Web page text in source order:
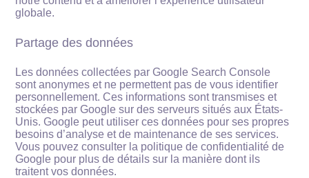
globale.
Partage des données
Les données collectées par Google Search Console
sont anonymes et ne permettent pas de vous identifier
personnellement. Ces informations sont transmises et
stockées par Google sur des serveurs situés aux États-
Unis. Google peut utiliser ces données pour ses propres
besoins d’analyse et de maintenance de ses services.
Vous pouvez consulter la politique de confidentialité de
Google pour plus de détails sur la manière dont ils
traitent vos données.